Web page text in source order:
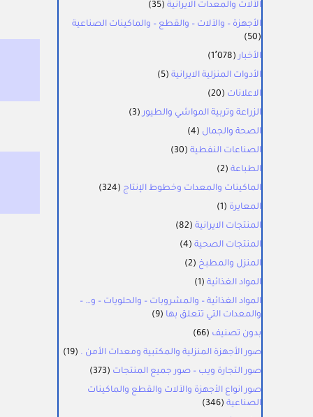
الآلات والمعدات الايرانية (35)
الأجهزة – والآلات – والقطع – والماكينات الصناعية
(50)
الأخبار(1٬078)
الأدوات المنزلية الايرانية (5)
الاعلانات (20)
الزراعة وتربية المواشي والطيور(3)
الصحة والجمال (4)
الصناعات النفطية (30)
الطباعة (2)
الماكينات والمعدات وخطوط الإنتاج (324)
المعايرة (1)
المنتجات الايرانية (82)
المنتجات الصحية (4)
المنزل والمطبخ (2)
المواد الغذائية (1)
المواد الغذائية – والمشروبات – والحلويات – و… –
والمعدات التي تتعلق بها (9)
بدون تصنيف (66)
صور الأجهزة المنزلية والمكتبية ومعدات الأمن . (19)
صور التجارة ويب – صور جميع المنتجات (373)
صور انواع الأجهزة والآلات والقطع والماكينات
الصناعية (346)